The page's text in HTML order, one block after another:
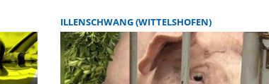
ILLENSCHWANG (WITTELSHOFEN)